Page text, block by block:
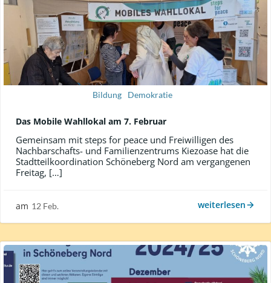
Bildung Demokratie
Das Mobile Wahllokal am 7. Februar
Gemeinsam mit steps for peace und Freiwilligen des
Nachbarschafts- und Familienzentrums Kiezoase hat die
Stadtteilkoordination Schöneberg Nord am vergangenen
Freitag, […]
am 12 Feb. weiterlesen